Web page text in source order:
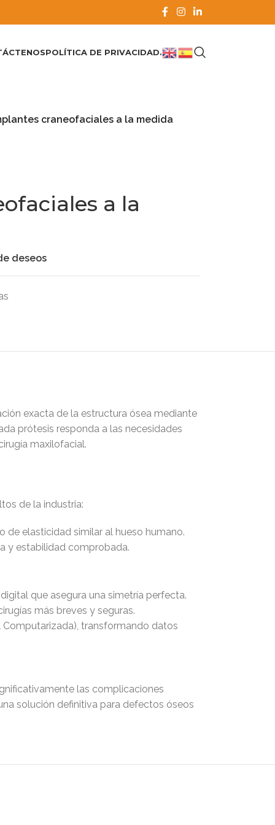
POLÍTICA DE PRIVACIDAD.
craneofaciales a la medida
a la
deseos
exacta de la estructura ósea mediante
prótesis responda a las necesidades
maxilofacial.
de la industria:
elasticidad similar al hueso humano.
y estabilidad comprobada.
que asegura una simetría perfecta.
más breves y seguras.
transformando datos
las complicaciones
solución definitiva para defectos óseos